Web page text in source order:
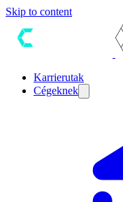
Skip to content
Karrierutak
Cégeknek